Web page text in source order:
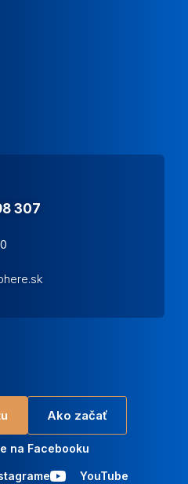
307
Ako začať
na Facebooku
YouTube